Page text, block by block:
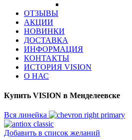
ОТЗЫВЫ
АКЦИИ
НОВИНКИ
ДОСТАВКА
ИНФОРМАЦИЯ
КОНТАКТЫ
ИСТОРИЯ VISION
О НАС
Купить VISION в Менделеевске
Вся линейка
Добавить в список желаний